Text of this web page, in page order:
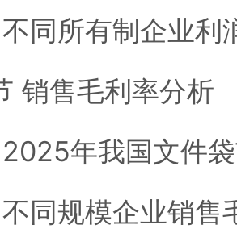
同所有制企业利
销售毛利率分析
年我国文件
同规模企业销售